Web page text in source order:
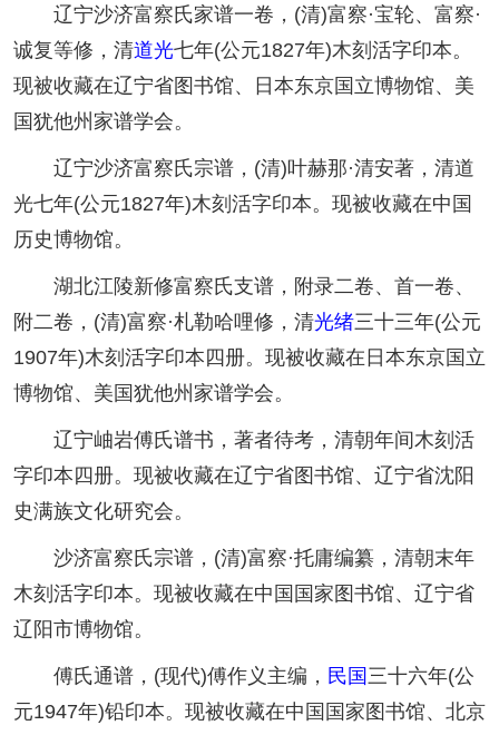
辽宁沙济富察氏家谱一卷，(清)富察·宝轮、富察·
诚复等修，清道光七年(公元1827年)木刻活字印本。
现被收藏在辽宁省图书馆、日本东京国立博物馆、美
国犹他州家谱学会。
辽宁沙济富察氏宗谱，(清)叶赫那·清安著，清道
光七年(公元1827年)木刻活字印本。现被收藏在中国
历史博物馆。
湖北江陵新修富察氏支谱，附录二卷、首一卷、
附二卷，(清)富察·札勒哈哩修，清光绪三十三年(公元
1907年)木刻活字印本四册。现被收藏在日本东京国立
博物馆、美国犹他州家谱学会。
辽宁岫岩傅氏谱书，著者待考，清朝年间木刻活
字印本四册。现被收藏在辽宁省图书馆、辽宁省沈阳
史满族文化研究会。
沙济富察氏宗谱，(清)富察·托庸编纂，清朝末年
木刻活字印本。现被收藏在中国国家图书馆、辽宁省
辽阳市博物馆。
傅氏通谱，(现代)傅作义主编， 民国三十六年(公
元1947年)铅印本。现被收藏在中国国家图书馆、北京